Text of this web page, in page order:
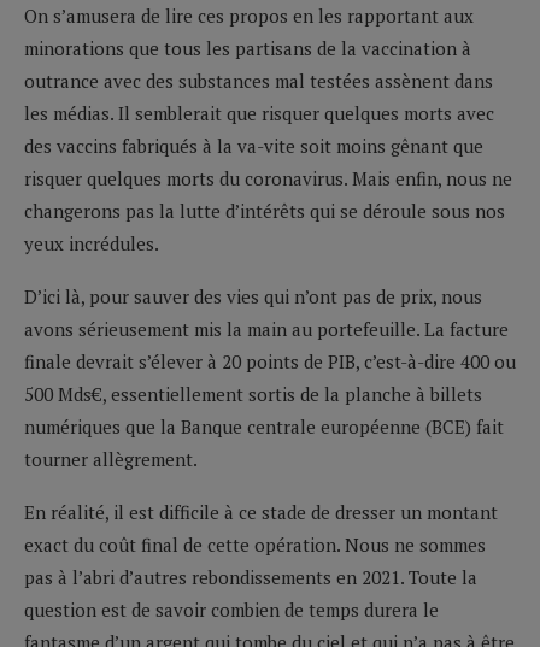
On s’amusera de lire ces propos en les rapportant aux
minorations que tous les partisans de la vaccination à
outrance avec des substances mal testées assènent dans
les médias. Il semblerait que risquer quelques morts avec
des vaccins fabriqués à la va-vite soit moins gênant que
risquer quelques morts du coronavirus. Mais enfin, nous ne
changerons pas la lutte d’intérêts qui se déroule sous nos
yeux incrédules.
D’ici là, pour sauver des vies qui n’ont pas de prix, nous
avons sérieusement mis la main au portefeuille. La facture
finale devrait s’élever à 20 points de PIB, c’est-à-dire 400 ou
500 Mds€, essentiellement sortis de la planche à billets
numériques que la Banque centrale européenne (BCE) fait
tourner allègrement.
En réalité, il est difficile à ce stade de dresser un montant
exact du coût final de cette opération. Nous ne sommes
pas à l’abri d’autres rebondissements en 2021. Toute la
question est de savoir combien de temps durera le
fantasme d’un argent qui tombe du ciel et qui n’a pas à être